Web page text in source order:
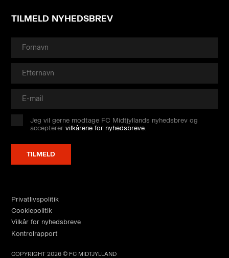
TILMELD NYHEDSBREV
Jeg vil gerne modtage FC Midtjyllands nyhedsbrev og
accepterervilkårene for nyhedsbreve.
Privatlivspolitik
Cookiepolitik
Vilkår for nyhedsbreve
Kontrolrapport
COPYRIGHT 2026 © FC MIDTJYLLAND